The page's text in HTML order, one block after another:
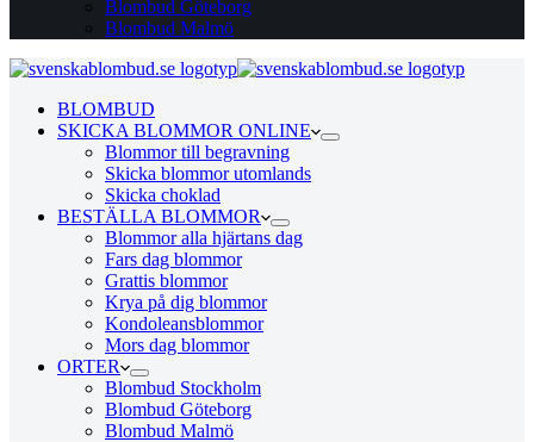
Blombud Göteborg
Blombud Malmö
BLOMBUD
SKICKA BLOMMOR ONLINE
Blommor till begravning
Skicka blommor utomlands
Skicka choklad
BESTÄLLA BLOMMOR
Blommor alla hjärtans dag
Fars dag blommor
Grattis blommor
Krya på dig blommor
Kondoleansblommor
Mors dag blommor
ORTER
Blombud Stockholm
Blombud Göteborg
Blombud Malmö